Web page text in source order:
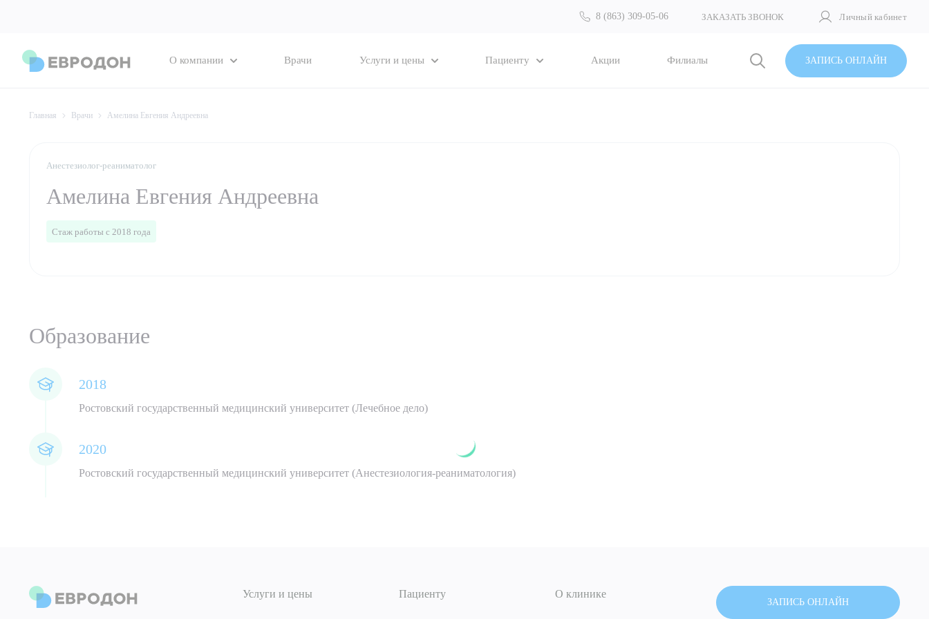
8 (863) 309-05-06 ЗАКАЗАТЬ ЗВОНОК Личный кабинет
О компании Врачи Услуги и цены Пациенту Акции Филиалы ЗАПИСЬ ОНЛАЙН
Главная Врачи Амелина Евгения Андреевна
Анестезиолог-реаниматолог
Амелина Евгения Андреевна
Стаж работы с 2018 года
Образование
2018
Ростовский государственный медицинский университет (Лечебное дело)
2020
Ростовский государственный медицинский университет (Анестезиология-реаниматология)
Услуги и цены Пациенту О клинике
ЗАПИСЬ ОНЛАЙН
Выберите сопутствующую услугу